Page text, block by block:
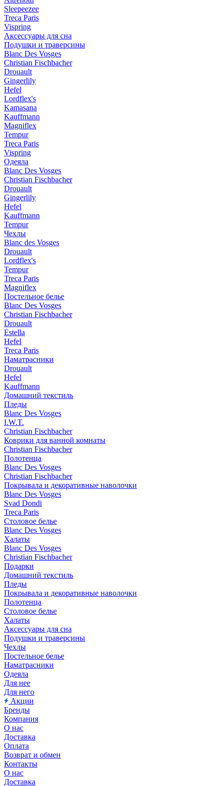
Sleepeezee
Treca Paris
Vispring
Аксессуары для сна
Подушки и траверсины
Blanc Des Vosges
Christian Fischbacher
Drouault
Gingerlily
Hefel
Lordflex's
Kamasana
Kauffmann
Magniflex
Tempur
Treca Paris
Vispring
Одеяла
Blanc Des Vosges
Christian Fischbacher
Drouault
Gingerlily
Hefel
Kauffmann
Tempur
Чехлы
Blanc des Vosges
Drouault
Lordflex's
Tempur
Treca Paris
Magniflex
Постельное белье
Blanc Des Vosges
Christian Fischbacher
Drouault
Estella
Hefel
Treca Paris
Наматрасники
Drouault
Hefel
Kauffmann
Домашний текстиль
Пледы
Blanc Des Vosges
I.W.T.
Christian Fischbacher
Коврики для ванной комнаты
Christian Fischbacher
Полотенца
Blanc Des Vosges
Christian Fischbacher
Покрывала и декоративные наволочки
Blanc Des Vosges
Svad Dondi
Treca Paris
Столовое белье
Blanc Des Vosges
Халаты
Blanc Des Vosges
Christian Fischbacher
Подарки
Домашний текстиль
Пледы
Покрывала и декоративные наволочки
Полотенца
Столовое белье
Халаты
Аксессуары для сна
Подушки и траверсины
Чехлы
Постельное белье
Наматрасники
Одеяла
Для нее
Для него
Акции
Бренды
Компания
О нас
Доставка
Оплата
Возврат и обмен
Контакты
О нас
Доставка